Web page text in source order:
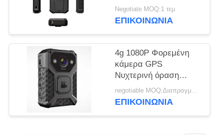
ΑΠΟΡΡΉΤΟΥ
bodycam για την
επιβολή του νόμου
Negotiate MOQ:1 τεμ
ΕΠΙΚΟΙΝΩΝΊΑ
4g 1080P Φορεμένη
κάμερα GPS
Νυχτερινή όραση
Φορητή κάμερα
σώματος Ηχογράφηση
negotiable MOQ:Διαπραγματεύσιμα
ΕΠΙΚΟΙΝΩΝΊΑ